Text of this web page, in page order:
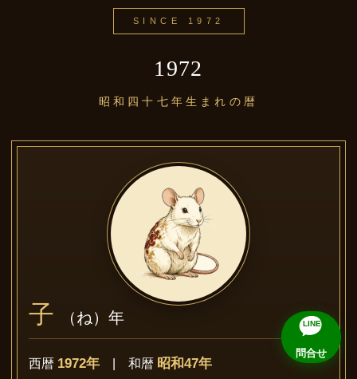
SINCE 1972
1972
昭和四十七年生まれの暦
子 （ね）年
西暦 1972年 | 和暦 昭和47年
LINE
問合せ